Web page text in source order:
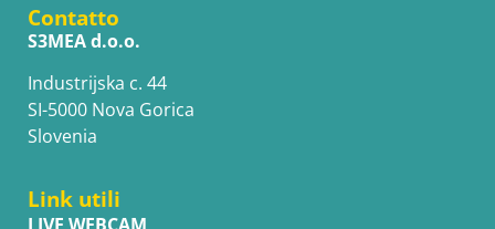
Contatto
S3MEA d.o.o.
Industrijska c. 44
SI-5000 Nova Gorica
Slovenia
Link utili